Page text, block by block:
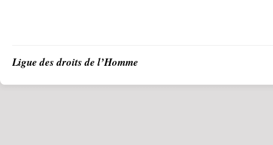
Ligue des droits de l’Homme